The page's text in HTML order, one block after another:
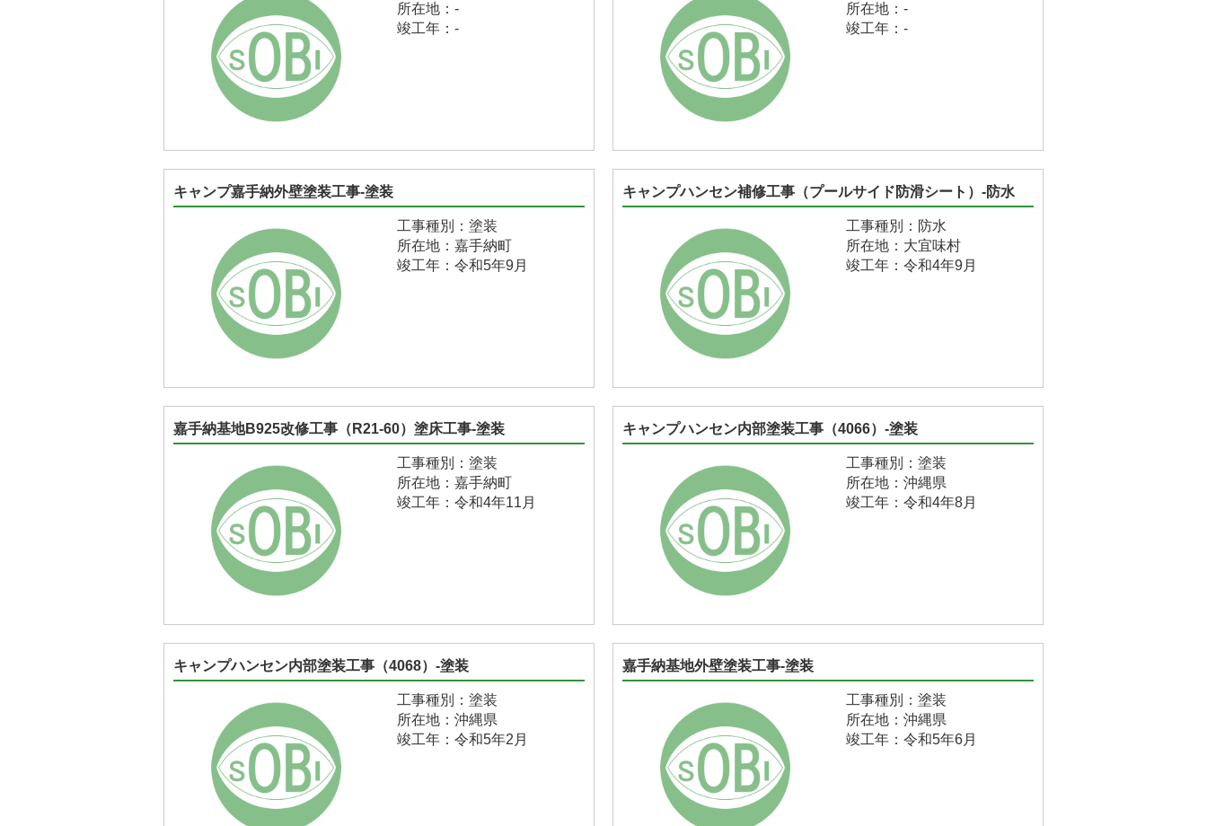
所在地：-
竣工年：-
所在地：-
竣工年：-
キャンプ嘉手納外壁塗装工事-塗装
工事種別：塗装
所在地：嘉手納町
竣工年：令和5年9月
キャンプハンセン補修工事（プールサイド防滑シート）-防水
工事種別：防水
所在地：大宜味村
竣工年：令和4年9月
嘉手納基地B925改修工事（R21-60）塗床工事-塗装
工事種別：塗装
所在地：嘉手納町
竣工年：令和4年11月
キャンプハンセン内部塗装工事（4066）-塗装
工事種別：塗装
所在地：沖縄県
竣工年：令和4年8月
キャンプハンセン内部塗装工事（4068）-塗装
工事種別：塗装
所在地：沖縄県
竣工年：令和5年2月
嘉手納基地外壁塗装工事-塗装
工事種別：塗装
所在地：沖縄県
竣工年：令和5年6月